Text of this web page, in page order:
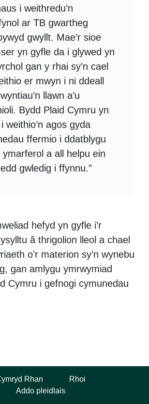
i weithredu’n
ar TB gwartheg
gwyllt. Mae’r sioe
yn gyfle da i glywed yn
gan y rhai sy’n cael
er mwyn i ni ddeall
llawn a’u
Bydd Plaid Cymru yn
weithio’n agos gyda
ffermio i ddatblygu
ymarferol a all helpu ein
gwledig i ffynnu.”
hefyd yn gyfle i’r
â thrigolion lleol a chael
o’r materion sy’n wynebu
gan amlygu ymrwymiad
Cymru i gefnogi cymunedau
Rhan
Rhoi
Addo pleidlais